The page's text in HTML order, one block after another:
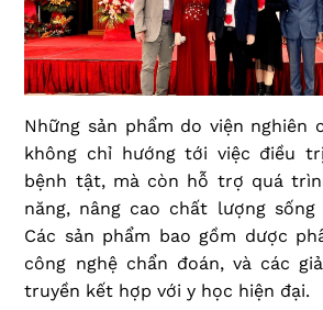
Những sản phẩm do viện nghiên
không chỉ hướng tới việc điều
bệnh tật, mà còn hỗ trợ quá
năng, nâng cao chất lượng sống
Các sản phẩm bao gồm dược
công nghệ chẩn đoán, và các
truyền kết hợp với y học hiện đại.